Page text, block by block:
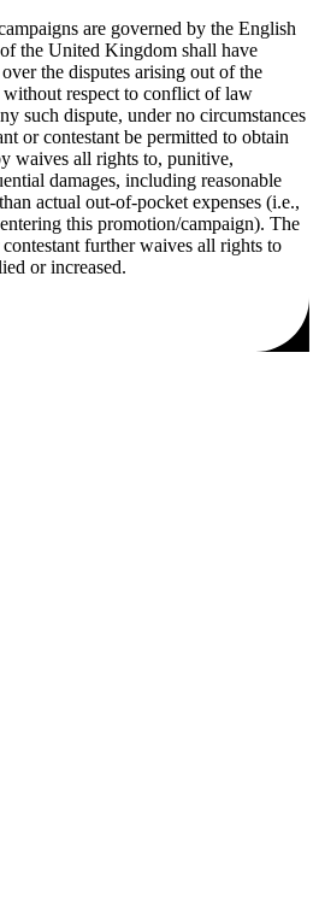
are governed by the English
the United Kingdom shall have
the disputes arising out of the
respect to conflict of law
such dispute, under no circumstances
or contestant be permitted to obtain
waives all rights to, punitive,
damages, including reasonable
actual out-of-pocket expenses (i.e.,
this promotion/campaign). The
further waives all rights to
or increased.